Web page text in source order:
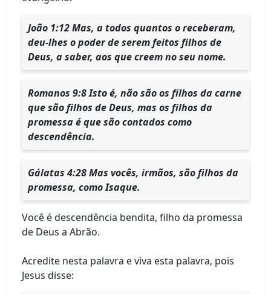
João 1:12 Mas, a todos quantos o receberam,
deu-lhes o poder de serem feitos filhos de
Deus, a saber, aos que creem no seu nome.
Romanos 9:8 Isto é, não são os filhos da carne
que são filhos de Deus, mas os filhos da
promessa é que são contados como
descendência.
Gálatas 4:28 Mas vocês, irmãos, são filhos da
promessa, como Isaque.
Você é descendência bendita, filho da promessa
de Deus a Abrão.
Acredite nesta palavra e viva esta palavra, pois
Jesus disse: